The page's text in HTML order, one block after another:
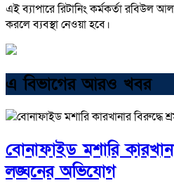
এই ব্যাপারে রিটানিং কর্মকর্তা রবিউল
করলে ব্যবস্থা নেওয়া হবে।
এ বিভাগের আরও খবর
বোনাফাইড মশারি
লঙ্ঘনের অভিযোগ